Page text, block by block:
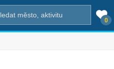
0